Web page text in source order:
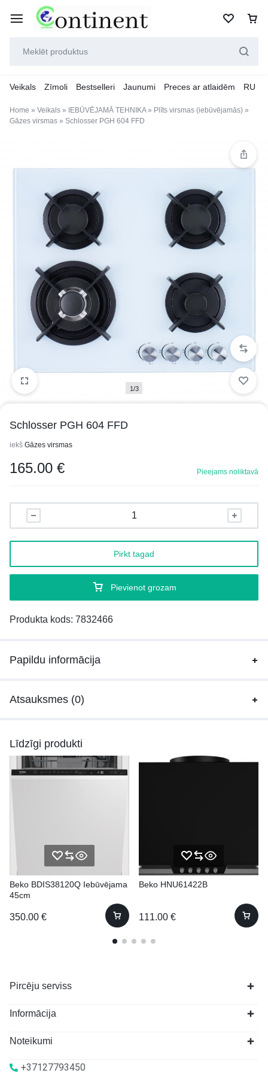
Veikals Zīmoli Bestselleri Jaunumi Preces ar atlaidēm RU
Home » Veikals » IEBŪVĒJAMĀ TEHNIKA» Plīts virsmas (iebūvējamās) »
Gāzes virsmas » Schlosser PGH 604 FFD
1/3
Schlosser PGH 604 FFD
iekš Gāzes virsmas
165.00 € Pieejams noliktavā
Pievienot grozam
Pirkt tagad
Produkta kods: 7832466
Papildu informācija
Atsauksmes (0)
Līdzīgi produkti
Beko BDIS38120Q Iebūvējama
45cm
350.00 €
Beko HNU61422B
111.00 €
Pircēju serviss
Informācija
Noteikumi
+37127793450